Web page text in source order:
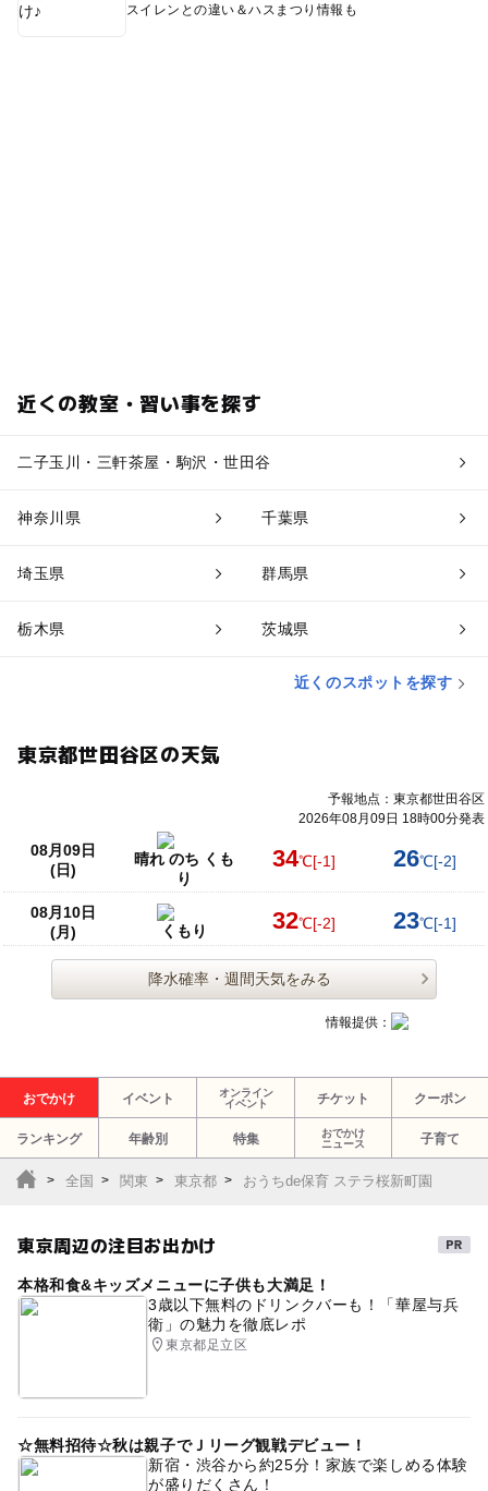
スイレンとの違い＆ハスまつり情報も
近くの教室・習い事を探す
二子玉川・三軒茶屋・駒沢・世田谷
神奈川県 千葉県
埼玉県 群馬県
栃木県 茨城県
近くのスポットを探す
東京都世田谷区の天気
予報地点：東京都世田谷区
2026年08月09日 18時00分発表
08月09日
(日)
晴れ のち くも
り
34℃[-1] 26℃[-2]
08月10日
(月)
くもり 32℃[-2] 23℃[-1]
降水確率・週間天気をみる
情報提供：
おでかけ イベント
オンライン
イベント
チケット クーポン
ランキング 年齢別 特集
おでかけ
ニュース
子育て
全国 関東 東京都 おうちde保育 ステラ桜新町園
東京周辺の注目お出かけ
本格和食&キッズメニューに子供も大満足！
3歳以下無料のドリンクバーも！「華屋与兵
衛」の魅力を徹底レポ
東京都足立区
☆無料招待☆秋は親子でＪリーグ観戦デビュー！
新宿・渋谷から約25分！家族で楽しめる体験
が盛りだくさん！